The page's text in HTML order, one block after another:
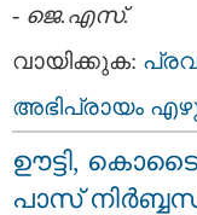
- ജെ.എസ്.
വായിക്കുക:
അഭിപ്രായം
ഊട്ടി,
പാസ്